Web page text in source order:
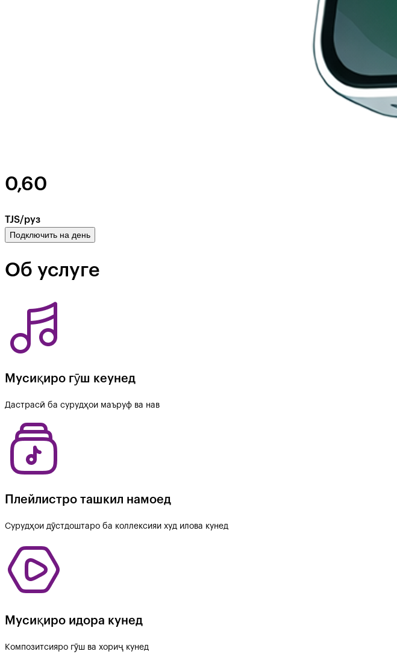
0,60
TJS/руз
Подключить на день
Об услуге
Мусиқиро гӯш кеунед
Дастрасӣ ба сурудҳои маъруф ва нав
Плейлистро ташкил намоед
Сурудҳои дӯстдоштаро ба коллексияи худ илова кунед
Мусиқиро идора кунед
Композитсияро гӯш ва хориҷ кунед